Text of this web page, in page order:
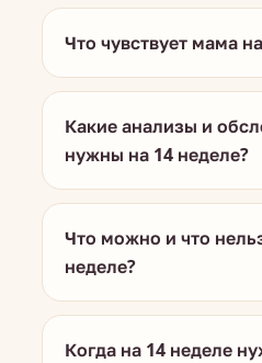
Что чувствует мама
Какие анализы и
нужны на 14 неделе?
Что можно и что
неделе?
Когда на 14 неделе